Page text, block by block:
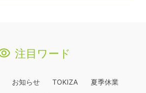
注目ワード
お知らせ TOKIZA
夏季休業